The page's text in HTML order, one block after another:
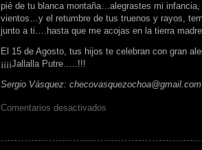
pié de tu blanca montaña…alegrastes mi
vientos…y el retumbre de tus truenos y rayos,
junto a ti….hasta que me acojas en la tierra
El 15 de Agosto, tus hijos te celebran con gran
¡¡¡¡Jallalla Putre…..!!!
Sergio Vásquez: checovasquezochoa@gmail.com
Comentarios desactivados